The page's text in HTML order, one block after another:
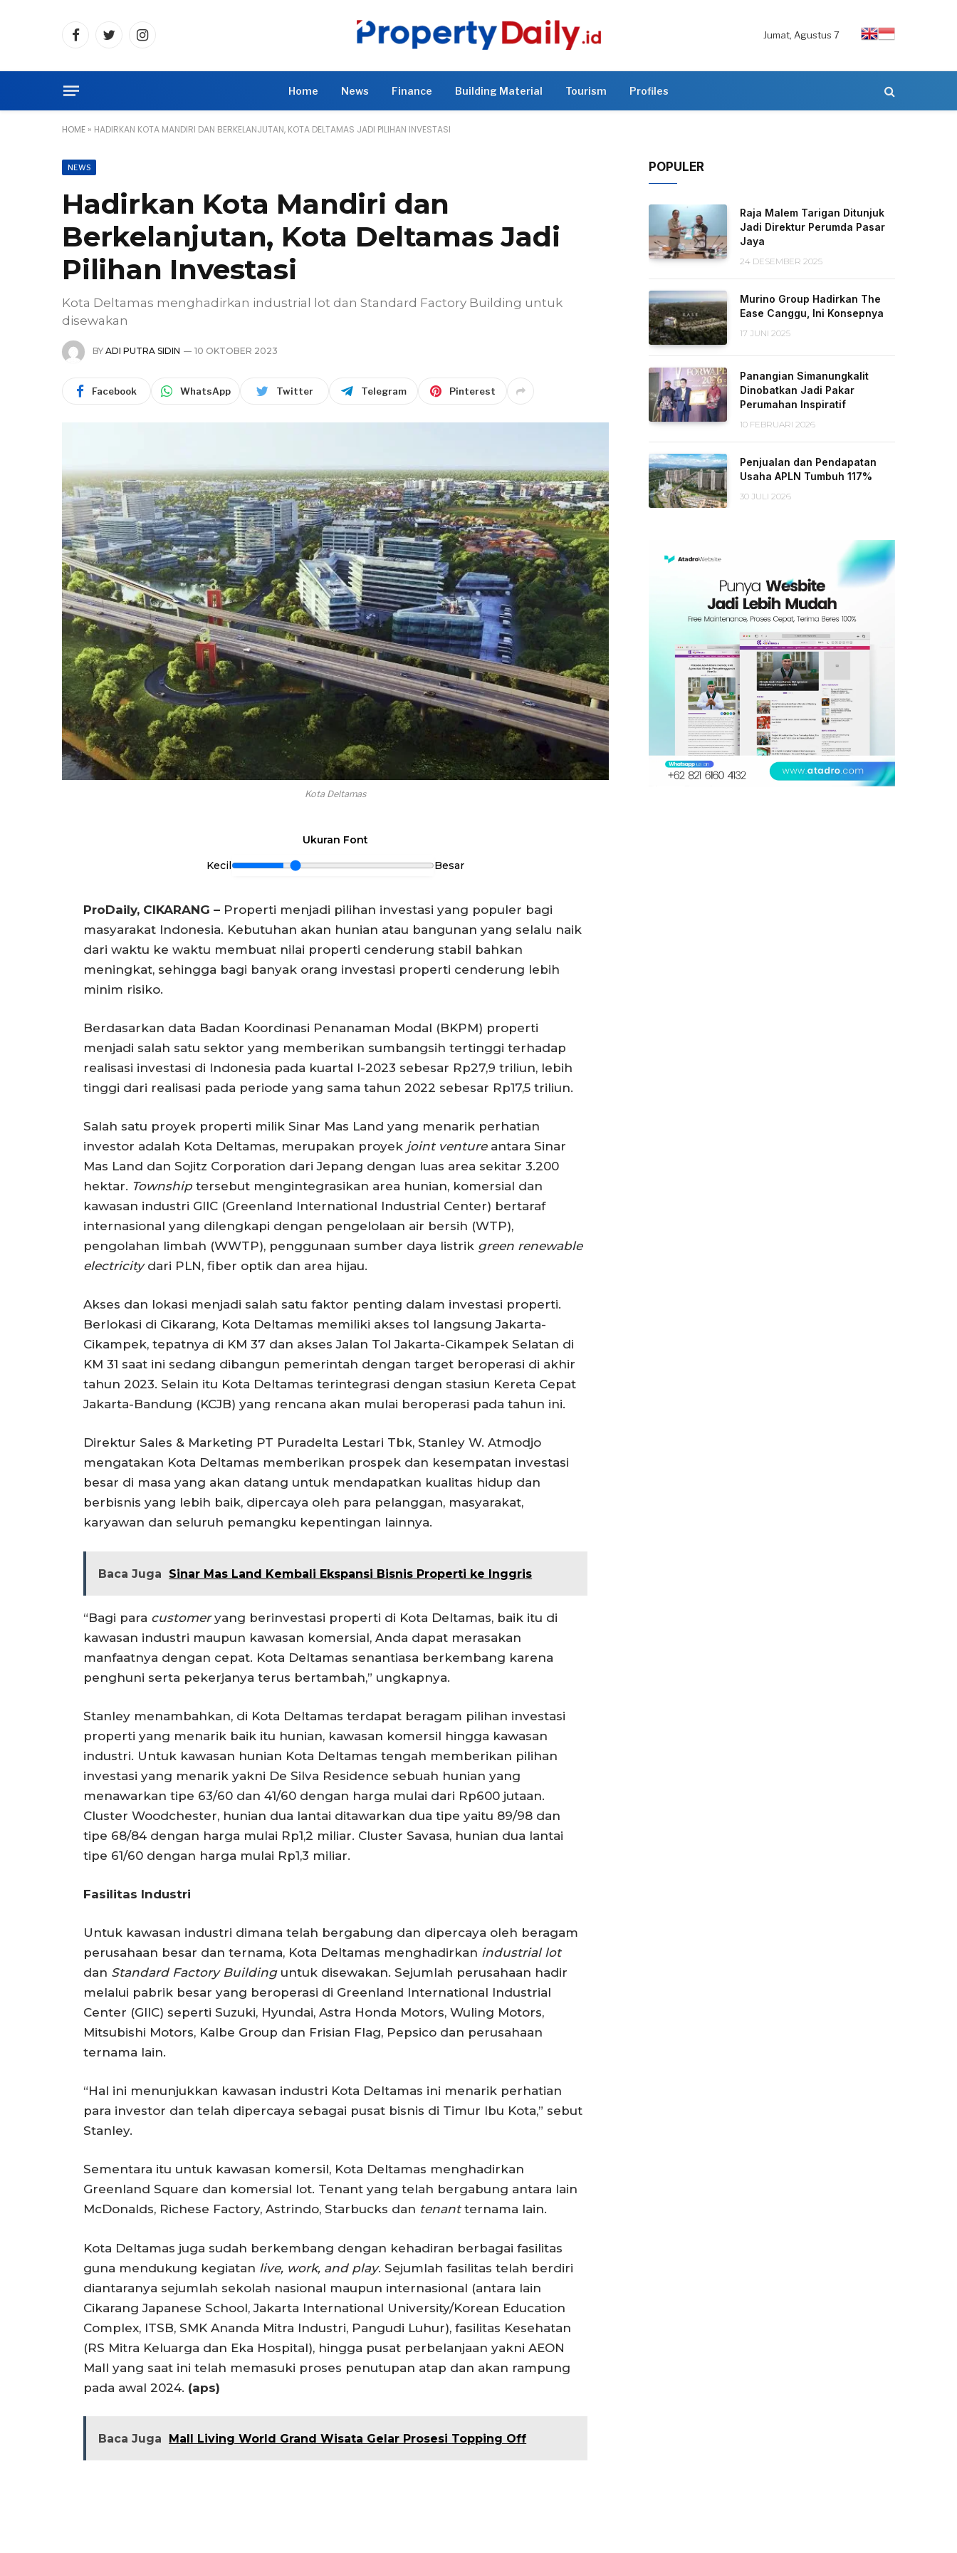
FacebookTwitterInstagram
Jumat, Agustus 7
Home News Finance Building Material Tourism Profiles
HOME » HADIRKAN KOTA MANDIRI DAN BERKELANJUTAN, KOTA DELTAMAS JADI PILIHAN INVESTASI
NEWS
Hadirkan Kota Mandiri dan
Berkelanjutan, Kota Deltamas Jadi
Pilihan Investasi
Kota Deltamas menghadirkan industrial lot dan Standard Factory Building untuk
disewakan
BY ADI PUTRA SIDIN 10 OKTOBER 2023
Facebook WhatsApp Twitter Telegram Pinterest
Kota Deltamas
Ukuran Font
Kecil
Besar
ProDaily, CIKARANG – Properti menjadi pilihan investasi yang populer bagi
masyarakat Indonesia. Kebutuhan akan hunian atau bangunan yang selalu naik
dari waktu ke waktu membuat nilai properti cenderung stabil bahkan
meningkat, sehingga bagi banyak orang investasi properti cenderung lebih
minim risiko.
Berdasarkan data Badan Koordinasi Penanaman Modal (BKPM) properti
menjadi salah satu sektor yang memberikan sumbangsih tertinggi terhadap
realisasi investasi di Indonesia pada kuartal I-2023 sebesar Rp27,9 triliun, lebih
tinggi dari realisasi pada periode yang sama tahun 2022 sebesar Rp17,5 triliun.
Salah satu proyek properti milik Sinar Mas Land yang menarik perhatian
investor adalah Kota Deltamas, merupakan proyek joint ventureantara Sinar
Mas Land dan Sojitz Corporation dari Jepang dengan luas area sekitar 3.200
hektar. Townshiptersebut mengintegrasikan area hunian, komersial dan
kawasan industri GIIC (Greenland International Industrial Center) bertaraf
internasional yang dilengkapi dengan pengelolaan air bersih (WTP),
pengolahan limbah (WWTP), penggunaan sumber daya listrik green renewable
electricitydari PLN, fiber optik dan area hijau.
Akses dan lokasi menjadi salah satu faktor penting dalam investasi properti.
Berlokasi di Cikarang, Kota Deltamas memiliki akses tol langsung Jakarta-
Cikampek, tepatnya di KM 37 dan akses Jalan Tol Jakarta-Cikampek Selatan di
KM 31 saat ini sedang dibangun pemerintah dengan target beroperasi di akhir
tahun 2023. Selain itu Kota Deltamas terintegrasi dengan stasiun Kereta Cepat
Jakarta-Bandung (KCJB) yang rencana akan mulai beroperasi pada tahun ini.
Direktur Sales & Marketing PT Puradelta Lestari Tbk, Stanley W. Atmodjo
mengatakan Kota Deltamas memberikan prospek dan kesempatan investasi
besar di masa yang akan datang untuk mendapatkan kualitas hidup dan
berbisnis yang lebih baik, dipercaya oleh para pelanggan, masyarakat,
karyawan dan seluruh pemangku kepentingan lainnya.
Baca Juga Sinar Mas Land Kembali Ekspansi Bisnis Properti ke Inggris
“Bagi para customeryang berinvestasi properti di Kota Deltamas, baik itu di
kawasan industri maupun kawasan komersial, Anda dapat merasakan
manfaatnya dengan cepat. Kota Deltamas senantiasa berkembang karena
penghuni serta pekerjanya terus bertambah,” ungkapnya.
Stanley menambahkan, di Kota Deltamas terdapat beragam pilihan investasi
properti yang menarik baik itu hunian, kawasan komersil hingga kawasan
industri. Untuk kawasan hunian Kota Deltamas tengah memberikan pilihan
investasi yang menarik yakni De Silva Residence sebuah hunian yang
menawarkan tipe 63/60 dan 41/60 dengan harga mulai dari Rp600 jutaan.
Cluster Woodchester, hunian dua lantai ditawarkan dua tipe yaitu 89/98 dan
tipe 68/84 dengan harga mulai Rp1,2 miliar. Cluster Savasa, hunian dua lantai
tipe 61/60 dengan harga mulai Rp1,3 miliar.
Fasilitas Industri
Untuk kawasan industri dimana telah bergabung dan dipercaya oleh beragam
perusahaan besar dan ternama, Kota Deltamas menghadirkan industrial lot
dan Standard Factory Buildinguntuk disewakan. Sejumlah perusahaan hadir
melalui pabrik besar yang beroperasi di Greenland International Industrial
Center (GIIC) seperti Suzuki, Hyundai, Astra Honda Motors, Wuling Motors,
Mitsubishi Motors, Kalbe Group dan Frisian Flag, Pepsico dan perusahaan
ternama lain.
“Hal ini menunjukkan kawasan industri Kota Deltamas ini menarik perhatian
para investor dan telah dipercaya sebagai pusat bisnis di Timur Ibu Kota,” sebut
Stanley.
Sementara itu untuk kawasan komersil, Kota Deltamas menghadirkan
Greenland Square dan komersial lot. Tenant yang telah bergabung antara lain
McDonalds, Richese Factory, Astrindo, Starbucks dan tenantternama lain.
Kota Deltamas juga sudah berkembang dengan kehadiran berbagai fasilitas
guna mendukung kegiatan live, work, and play. Sejumlah fasilitas telah berdiri
diantaranya sejumlah sekolah nasional maupun internasional (antara lain
Cikarang Japanese School, Jakarta International University/Korean Education
Complex, ITSB, SMK Ananda Mitra Industri, Pangudi Luhur), fasilitas Kesehatan
(RS Mitra Keluarga dan Eka Hospital), hingga pusat perbelanjaan yakni AEON
Mall yang saat ini telah memasuki proses penutupan atap dan akan rampung
pada awal 2024. (aps)
Baca Juga Mall Living World Grand Wisata Gelar Prosesi Topping Off
POPULER
Raja Malem Tarigan Ditunjuk
Jadi Direktur Perumda Pasar
Jaya
24 DESEMBER 2025
Murino Group Hadirkan The
Ease Canggu, Ini Konsepnya
17 JUNI 2025
Panangian Simanungkalit
Dinobatkan Jadi Pakar
Perumahan Inspiratif
10 FEBRUARI 2026
Penjualan dan Pendapatan
Usaha APLN Tumbuh 117%
30 JULI 2026